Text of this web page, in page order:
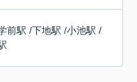
前駅 /下地駅 /小池駅 /